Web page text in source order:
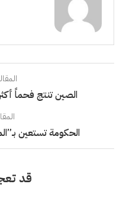
الصين تنتج فحماً
الحكومة تستعين
قد